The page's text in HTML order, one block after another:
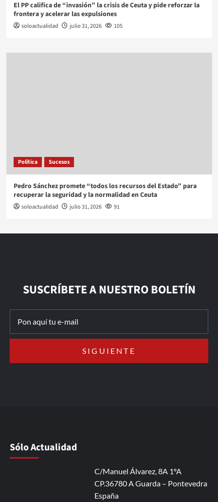
El PP califica de “invasión” la crisis de Ceuta y pide reforzar la
frontera y acelerar las expulsiones
soloactualidad julio 31, 2026 105
Política Sucesos
Pedro Sánchez promete “todos los recursos del Estado” para
recuperar la seguridad y la normalidad en Ceuta
soloactualidad julio 31, 2026 91
SUSCRÍBETE A NUESTRO BOLETÍN
Sólo Actualidad
C/Manuel Álvarez, 8A 1ºA
CP.36780 A Guarda – Pontevedra
España